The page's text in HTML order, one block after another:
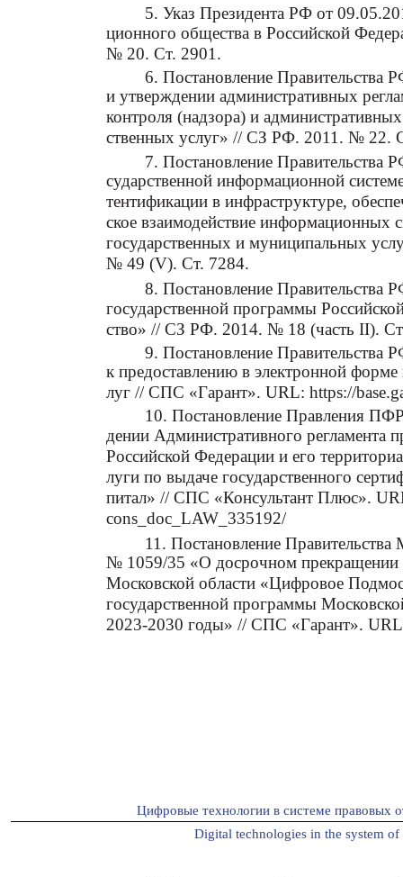
5. Указ Президента РФ от
ционного общества в Российской
№ 20. Ст. 2901.
6. Постановление
и утверждении административных
контроля (надзора) и
ственных услуг» // СЗ РФ. 2011. № 22.
7. Постановление
сударственной информационной
тентификации в инфраструктуре,
ское взаимодействие информационных
государственных и муниципальных
№ 49 (V). Ст. 7284.
8. Постановление
государственной программы
ство» // СЗ РФ. 2014. № 18 (часть II).
9. Постановление
к предоставлению в электронной
луг // СПС «Гарант». URL: https://
10. Постановление Правления
дении Административного регламента
Российской Федерации и его
луги по выдаче государственного
питал» // СПС «Консультант Плюс».
cons_doc_LAW_335192/
11. Постановление
№ 1059/35 «О досрочном прекращении
Московской области «Цифровое
государственной программы
2023-2030 годы» // СПС «Гарант».
Цифровые технологии в системе правовых
Digital technologies in the system